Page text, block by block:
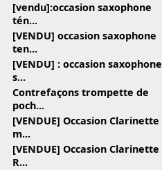
[vendu]:occasion saxophone
tén...
[VENDU] occasion saxophone
ten...
[VENDU] : occasion saxophone
s...
Contrefaçons trompette de
poch...
[VENDUE] Occasion Clarinette
m...
[VENDUE] Occasion Clarinette
R...